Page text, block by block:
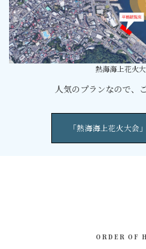
熱海海上花火
人気のプランなので、
「熱海海上花火大会
ORDER OF